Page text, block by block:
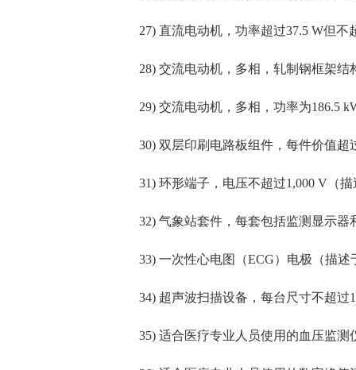
27) 直流电动机，功率超过37.5 W但不
28) 交流电动机，多相，轧制钢框架结
29) 交流电动机，多相，功率为186.5
30) 双层印刷电路板组件，每件价值超
31) 环形端子，电压不超过1,000 V（
32) 气象站套件，每套包括监测显示器
33) 一次性心电图（ECG）电极（描述
34) 超声波扫描设备，每台尺寸不超过
35) 适合医疗专业人员使用的血压监测